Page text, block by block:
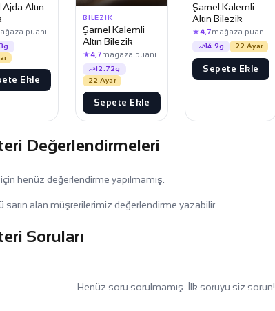
Altın
puanı
Ekle
BILEZIK
Şarnel Kalemli
Altın Bilezik
★4,7mağaza puanı
12.72g
22 Ayar
Sepete Ekle
Şarnel Kalemli
Altın Bilezik
★4,7mağaza puanı
14.9g 22 Ayar
Sepete Ekle
Değerlendirmeleri
henüz değerlendirme yapılmamış.
satın alan müşterilerimiz değerlendirme yazabilir.
Soruları
Henüz soru sorulmamış. İlk soruyu siz sorun!